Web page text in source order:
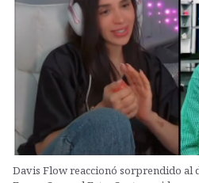
Davis Flow reaccionó sorprendido al